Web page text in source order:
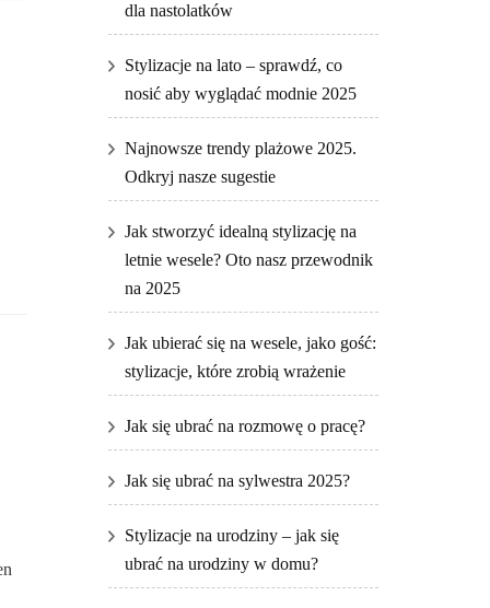
dla nastolatków
Stylizacje na lato – sprawdź, co
nosić aby wyglądać modnie 2025
Najnowsze trendy plażowe 2025.
Odkryj nasze sugestie
Jak stworzyć idealną stylizację na
letnie wesele? Oto nasz przewodnik
na 2025
Jak ubierać się na wesele, jako gość:
stylizacje, które zrobią wrażenie
Jak się ubrać na rozmowę o pracę?
Jak się ubrać na sylwestra 2025?
Stylizacje na urodziny – jak się
ubrać na urodziny w domu?